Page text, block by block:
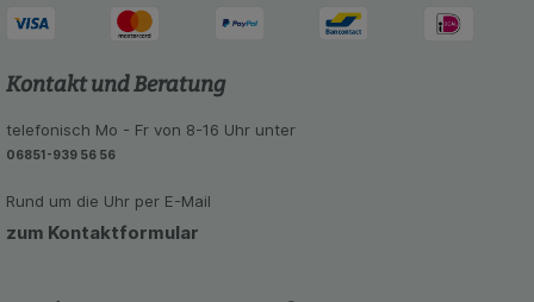
Kontakt und Beratung
telefonisch Mo - Fr von 8-16 Uhr unter
06851-939 56 56
Rund um die Uhr per E-Mail
zum Kontaktformular